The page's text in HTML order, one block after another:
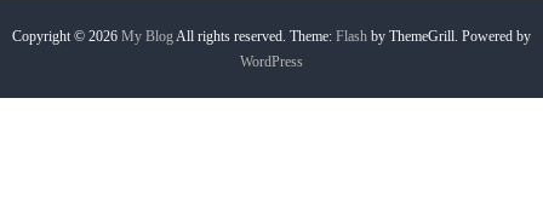
a
Copyright © 2026 My BlogAll rights reserved. Theme: Flash by ThemeGrill. Powered by
WordPress